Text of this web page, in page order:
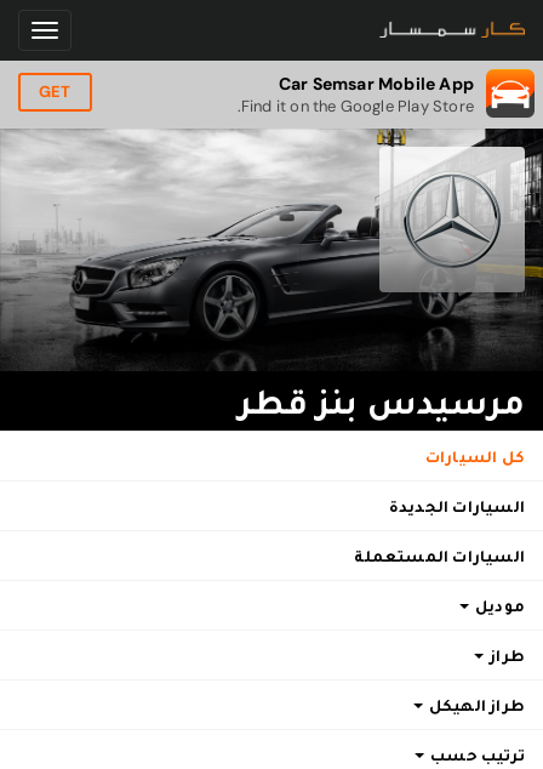
Car Semsar Mobile App
Find it on the Google Play Store.
GET
مرسيدس بنز قطر
كل السيارات
السيارات الجديدة
السيارات المستعملة
موديل
طراز
طراز الهيكل
ترتيب حسب